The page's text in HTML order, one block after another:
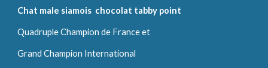
Chat male siamois  chocolat tabby point
Quadruple Champion de France et
Grand Champion International